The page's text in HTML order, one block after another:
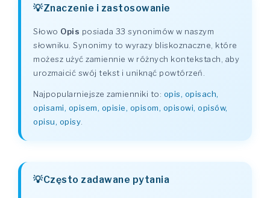
Znaczenie i zastosowanie
Słowo Opis posiada 33 synonimów w naszym
słowniku. Synonimy to wyrazy bliskoznaczne, które
możesz użyć zamiennie w różnych kontekstach, aby
urozmaicić swój tekst i uniknąć powtórzeń.
Najpopularniejsze zamienniki to: opis, opisach,
opisami, opisem, opisie, opisom, opisowi, opisów,
opisu, opisy
Często zadawane pytania